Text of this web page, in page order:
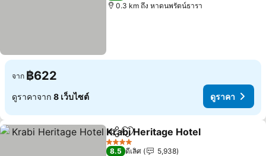
0.3 km ถึง หาดนพรัตน์ธารา
จาก ฿622
ดูราคาจาก 8 เว็บไซต์ ดูราคา
แชร์ เพิ่มในรายการโปรด
Krabi Heritage Hotel
4 ดาว
8.5 ดีเลิศ
5,938